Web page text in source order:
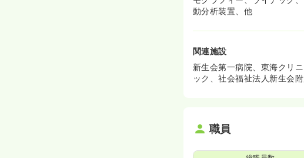
動分析装置、他
関連施設
新生会第一病院、東海クリ
ック、社会福祉法人新生会
職員